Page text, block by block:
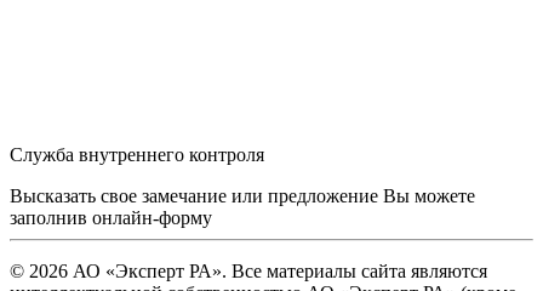
Служба внутреннего контроля
Высказать свое замечание или предложение Вы можете
заполнив онлайн-форму
© 2026 АО «Эксперт РА». Все материалы сайта являются